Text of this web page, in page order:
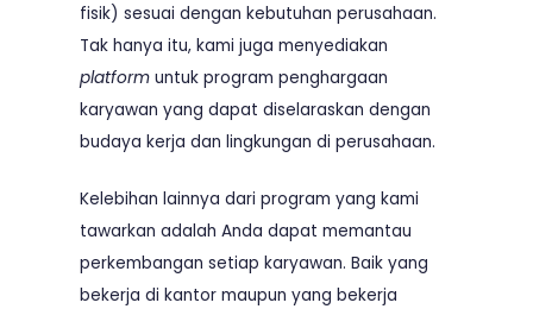
fisik) sesuai dengan kebutuhan perusahaan.
Tak hanya itu, kami juga menyediakan
platform untuk program penghargaan
karyawan yang dapat diselaraskan dengan
budaya kerja dan lingkungan di perusahaan.
Kelebihan lainnya dari program yang kami
tawarkan adalah Anda dapat memantau
perkembangan setiap karyawan. Baik yang
bekerja di kantor maupun yang bekerja